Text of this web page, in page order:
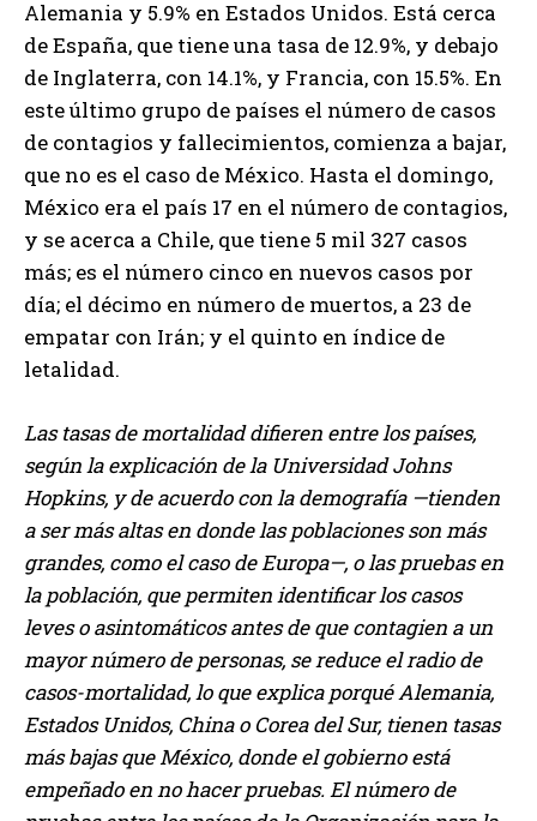
Alemania y 5.9% en Estados Unidos. Está cerca
de España, que tiene una tasa de 12.9%, y debajo
de Inglaterra, con 14.1%, y Francia, con 15.5%. En
este último grupo de países el número de casos
de contagios y fallecimientos, comienza a bajar,
que no es el caso de México. Hasta el domingo,
México era el país 17 en el número de contagios,
y se acerca a Chile, que tiene 5 mil 327 casos
más; es el número cinco en nuevos casos por
día; el décimo en número de muertos, a 23 de
empatar con Irán; y el quinto en índice de
letalidad.
Las tasas de mortalidad difieren entre los países,
según la explicación de la Universidad Johns
Hopkins, y de acuerdo con la demografía —tienden
a ser más altas en donde las poblaciones son más
grandes, como el caso de Europa—, o las pruebas en
la población, que permiten identificar los casos
leves o asintomáticos antes de que contagien a un
mayor número de personas, se reduce el radio de
casos-mortalidad, lo que explica porqué Alemania,
Estados Unidos, China o Corea del Sur, tienen tasas
más bajas que México, donde el gobierno está
empeñado en no hacer pruebas. El número de